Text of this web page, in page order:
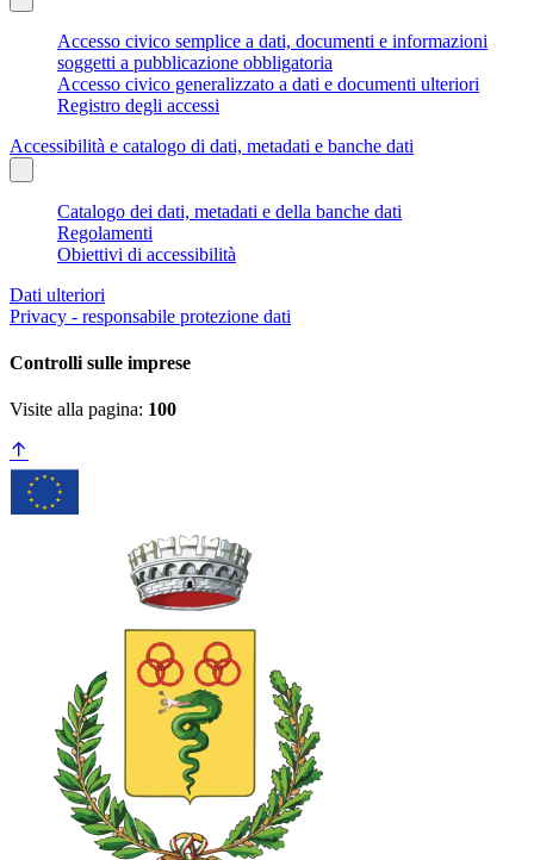
Accesso civico semplice a dati, documenti e informazioni
soggetti a pubblicazione obbligatoria
Accesso civico generalizzato a dati e documenti ulteriori
Registro degli accessi
Accessibilità e catalogo di dati, metadati e banche dati
Catalogo dei dati, metadati e della banche dati
Regolamenti
Obiettivi di accessibilità
Dati ulteriori
Privacy - responsabile protezione dati
Controlli sulle imprese
Visite alla pagina: 100